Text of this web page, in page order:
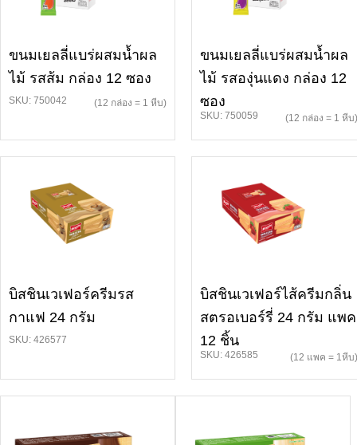
ขนมเยลลี่แบร่ผสมน้ำผล
ไม้ รสส้ม กล่อง 12 ซอง
SKU: 750042 (12 กล่อง = 1 หีบ)
ขนมเยลลี่แบร่ผสมน้ำผล
ไม้ รสองุ่นแดง กล่อง 12
ซอง
SKU: 750059 (12 กล่อง = 1 หีบ)
บิสชินเวเฟอร์ครีมรส
กาแฟ 24 กรัม
SKU: 426577
บิสชินเวเฟอร์ไส้ครีมกลิ่น
สตรอเบอร์รี่ 24 กรัม แพค
12 ชิ้น
SKU: 426585 (12 แพค = 1หีบ)